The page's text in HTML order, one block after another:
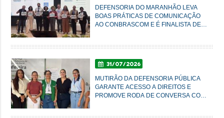
DEFENSORIA DO MARANHÃO LEVA
BOAS PRÁTICAS DE COMUNICAÇÃO
AO CONBRASCOM E É FINALISTA DE
31/07/2026
MUTIRÃO DA DEFENSORIA PÚBLICA
GARANTE ACESSO A DIREITOS E
PROMOVE RODA DE CONVERSA COM